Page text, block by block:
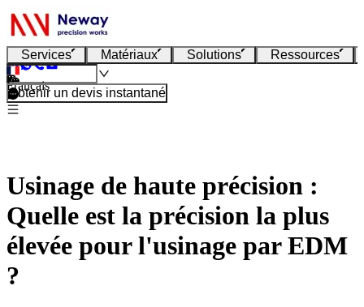
Services Matériaux Solutions Ressources
Français
Obtenir un devis instantané
Usinage de haute précision :
Quelle est la précision la plus
élevée pour l'usinage par EDM
?